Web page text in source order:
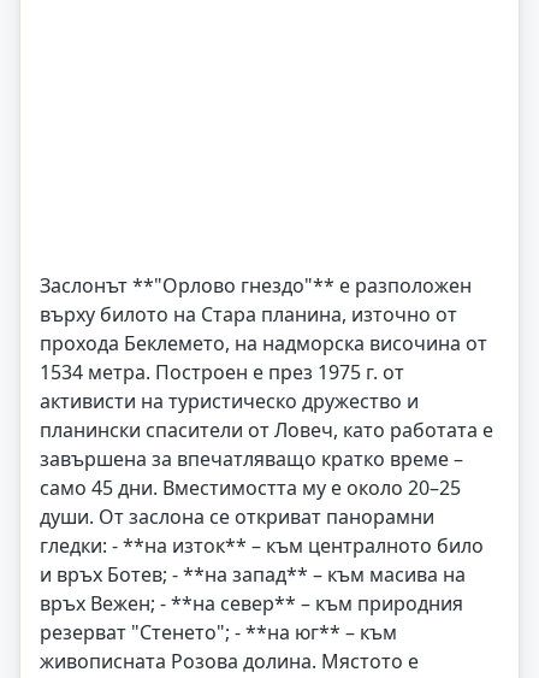
Заслонът **"Орлово гнездо"** е разположен
върху билото на Стара планина, източно от
прохода Беклемето, на надморска височина от
1534 метра. Построен е през 1975 г. от
активисти на туристическо дружество и
планински спасители от Ловеч, като работата е
завършена за впечатляващо кратко време –
само 45 дни. Вместимостта му е около 20–25
души. От заслона се откриват панорамни
гледки: - **на изток** – към централното било
и връх Ботев; - **на запад** – към масива на
връх Вежен; - **на север** – към природния
резерват "Стенето"; - **на юг** – към
живописната Розова долина. Мястото е